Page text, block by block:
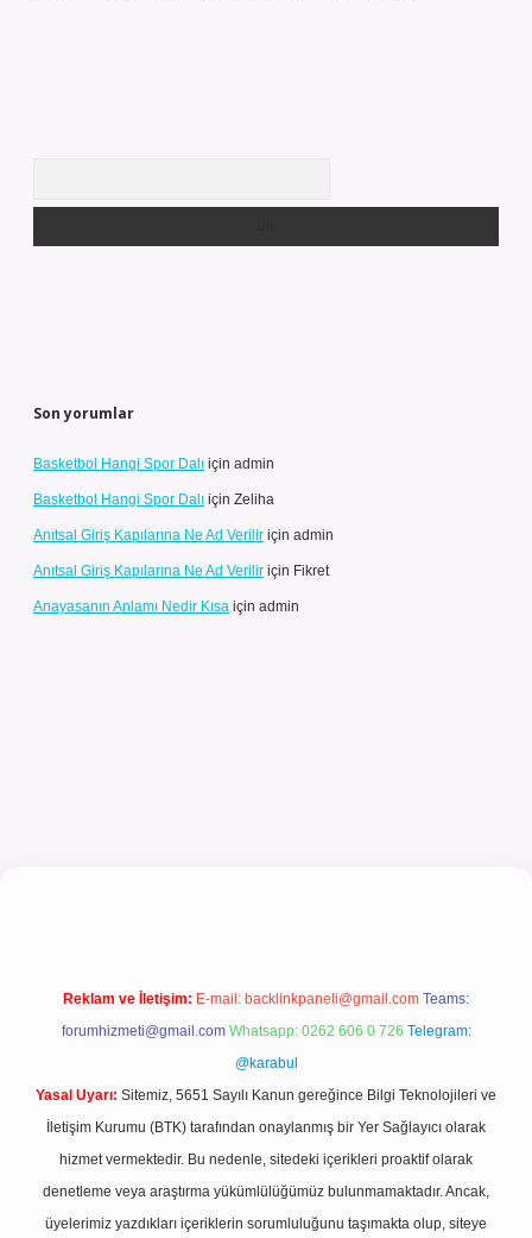
Son yorumlar
Basketbol Hangi Spor Dalı için admin
Basketbol Hangi Spor Dalı için Zeliha
Anıtsal Giriş Kapılarına Ne Ad Verilir için admin
Anıtsal Giriş Kapılarına Ne Ad Verilir için Fikret
Anayasanın Anlamı Nedir Kısa için admin
Reklam ve İletişim: E-mail: backlinkpaneli@gmail.com Teams:
forumhizmeti@gmail.com Whatsapp: 0262 606 0 726 Telegram:
@karabul
Yasal Uyarı: Sitemiz, 5651 Sayılı Kanun gereğince Bilgi Teknolojileri ve
İletişim Kurumu (BTK) tarafından onaylanmış bir Yer Sağlayıcı olarak
hizmet vermektedir. Bu nedenle, sitedeki içerikleri proaktif olarak
denetleme veya araştırma yükümlülüğümüz bulunmamaktadır. Ancak,
üyelerimiz yazdıkları içeriklerin sorumluluğunu taşımakta olup, siteye